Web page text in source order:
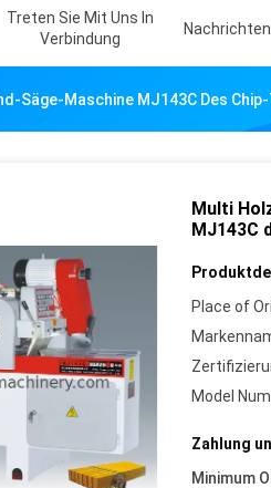
Treten Sie Mit Uns In
Verbindung
Nachrichten
Säge-Maschine MJ143C Des
Multi
MJ143C
Place of
Model
Zahlung
Minimum